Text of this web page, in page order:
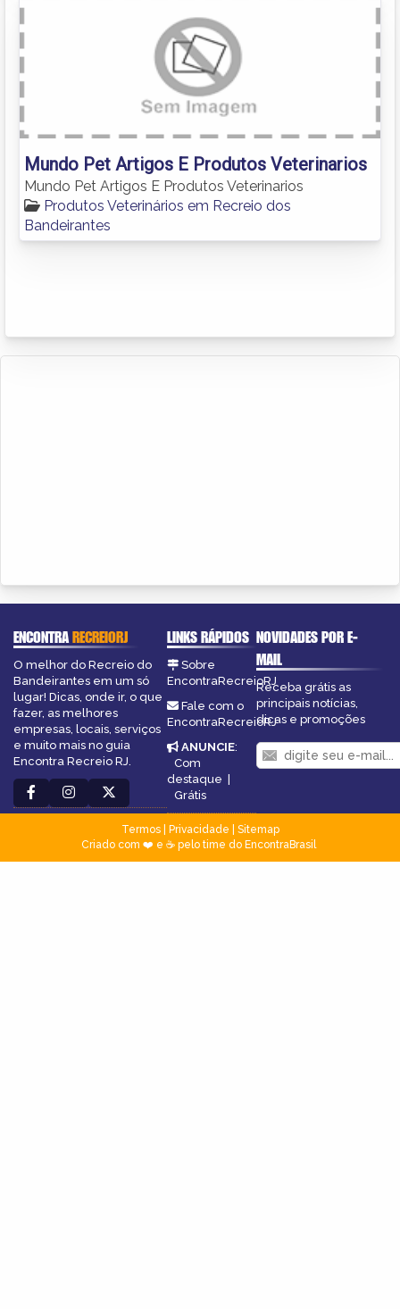
Mundo Pet Artigos E Produtos Veterinarios
Mundo Pet Artigos E Produtos Veterinarios
Produtos Veterinários em Recreio dos
Bandeirantes
ENCONTRARECREIORJ
O melhor do Recreio do
Bandeirantes em um só
lugar! Dicas, onde ir, o que
fazer, as melhores
empresas, locais, serviços
e muito mais no guia
Encontra Recreio RJ.
LINKS RÁPIDOS
Sobre
EncontraRecreioRJ
Fale com o
EncontraRecreioRJ
ANUNCIE:
Com
destaque |
Grátis
NOVIDADES POR E-
MAIL
Receba grátis as
principais notícias,
dicas e promoções
Termos| Privacidade
Sitemap
Criado com ❤️ e ☕ pelo time do EncontraBrasil